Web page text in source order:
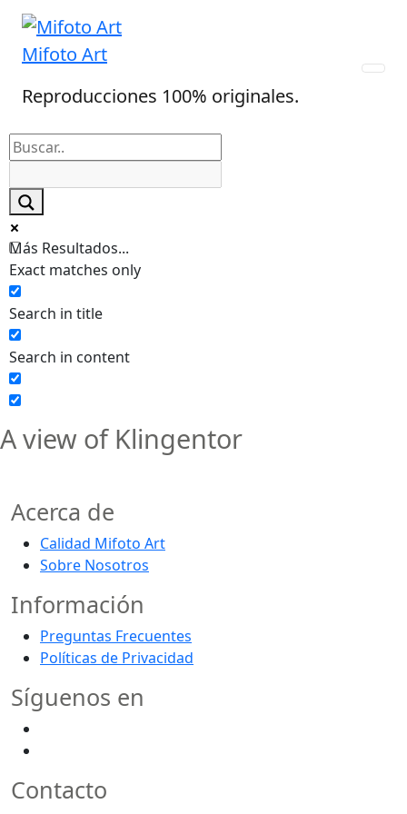
Skip
content
Mifoto Art
Reproducciones 100% originales.
Más Resultados...
Exact matches only
Search in title
Search in content
A view of Klingentor
Acerca de
Calidad Mifoto Art
Sobre Nosotros
Información
Preguntas Frecuentes
Políticas de Privacidad
Síguenos en
Contacto